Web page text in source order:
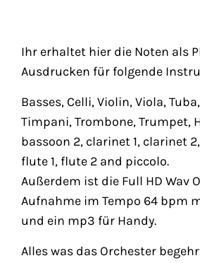
Ihr erhaltet hier die Noten als
Ausdrucken für folgende
Basses, Celli, Violin, Viola,
Timpani, Trombone, Trumpet,
bassoon 2, clarinet 1, clarinet
flute 1, flute 2 and piccolo.
Außerdem ist die Full HD Wav
Aufnahme im Tempo 64 bpm
und ein mp3 für Handy.
Alles was das Orchester